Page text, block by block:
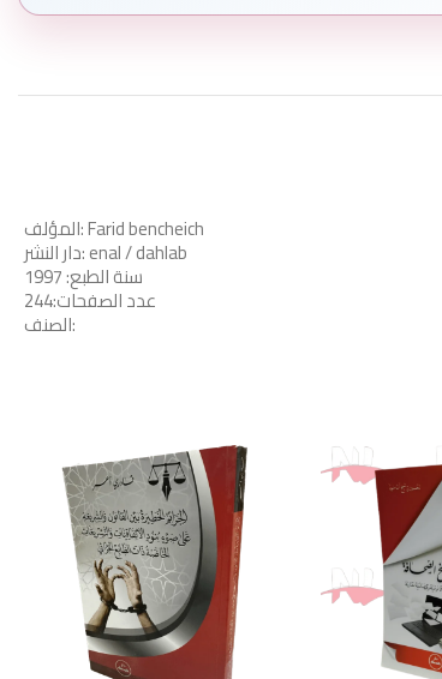
المؤلف: Farid bencheich
دار النشر: enal / dahlab
سنة الطبع: 1997
عدد الصفحات:244
الصنف: